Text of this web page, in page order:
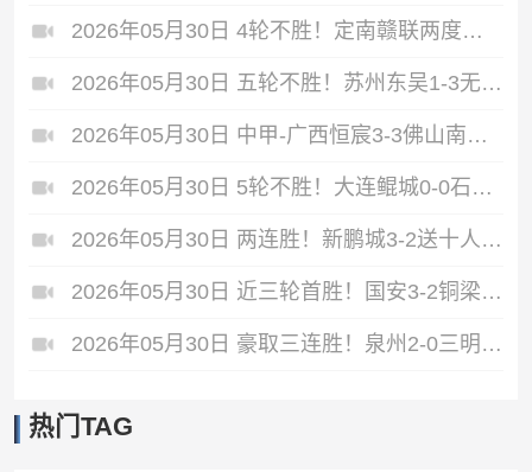
2026年05月30日 4轮不胜！定南赣联两度被扳平2-2梅州客家 唐诗世界波冯刚破门
2026年05月30日 五轮不胜！苏州东吴1-3无锡吴钩 努尔达努斯双响无锡近七轮首胜
2026年05月30日 中甲-广西恒宸3-3佛山南狮 南狮4连平 拉普辛双响刘欢头球破门
2026年05月30日 5轮不胜！大连鲲城0-0石家庄功夫 石家庄功夫8轮不胜仍处降级区
2026年05月30日 两连胜！新鹏城3-2送十人海牛四连败 韦斯利帽子戏法叶博亚直红
2026年05月30日 近三轮首胜！国安3-2铜梁龙 法比奥双响塞鸟破门 肯帕努两献助攻
2026年05月30日 豪取三连胜！泉州2-0三明 蔡紫槟点射何跃南补射建功三明四连败
热门TAG